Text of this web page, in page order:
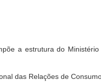
a estrutura do
das Relações de